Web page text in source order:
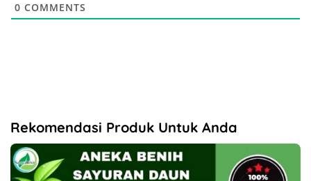
0 COMMENTS
Rekomendasi Produk Untuk Anda